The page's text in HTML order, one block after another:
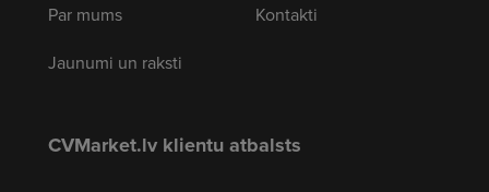
Par mums
Jaunumi un raksti
Kontakti
CVMarket.lv klientu atbalsts